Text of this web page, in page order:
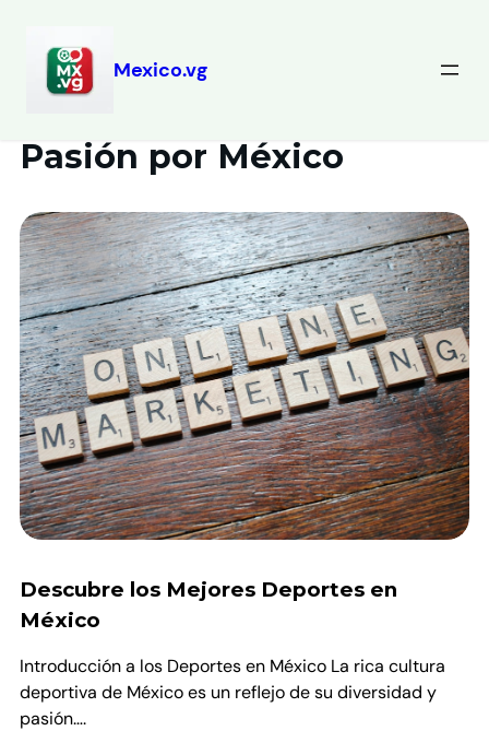
Mexico.vg
Pasión por México
Descubre los Mejores Deportes en
México
Introducción a los Deportes en México La rica cultura
deportiva de México es un reflejo de su diversidad y
pasión….